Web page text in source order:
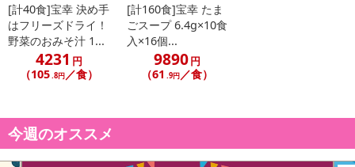
[計40食]宝幸 決め手
はフリーズドライ！
野菜のおみそ汁 1...
4231 円
（105.8円／食）
[計160食]宝幸 たま
ごスープ 6.4g×10食
入×16個...
9890円
（61 .9円 ／食）
今週のオススメ